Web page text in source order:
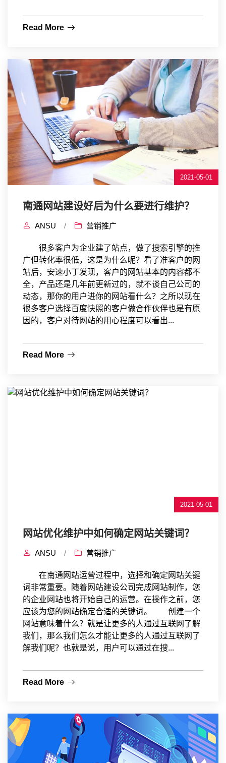
Read More
2021-05-01
南通网站建设好后为什么要进行维护？
ANSU / 营销推广
很多客户为企业建了站点，做了搜索引擎的推
广但转化率很低，这是为什么呢？看了准客户的网
站后，安速小丁发现，客户的网站基本的内容都不
全，产品还是几年前更新过的，就不谈自己公司的
动态，那你的用户进你的网站看什么？之所以现在
很多客户选择百度快照的客户做合作伙伴也是有原
因的，客户对待网站的用心程度可以看出...
Read More
2021-05-01
网站优化维护中如何确定网站关键词？
ANSU / 营销推广
在南通网站运营过程中，选择和确定网站关键
词非常重要。随着网站建设公司完成网站制作，您
的企业网站也将开始自己的运营。在操作之前，您
应该为您的网站确定合适的关键词。 创建一个
网站意味着什么？就是让更多的人通过互联网了解
我们，那么我们怎么才能让更多的人通过互联网了
解我们呢？也就是说，用户可以通过在搜...
Read More